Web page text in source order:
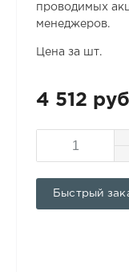
проводимых
менеджеров.
Цена за шт.
4 512
Быстрый